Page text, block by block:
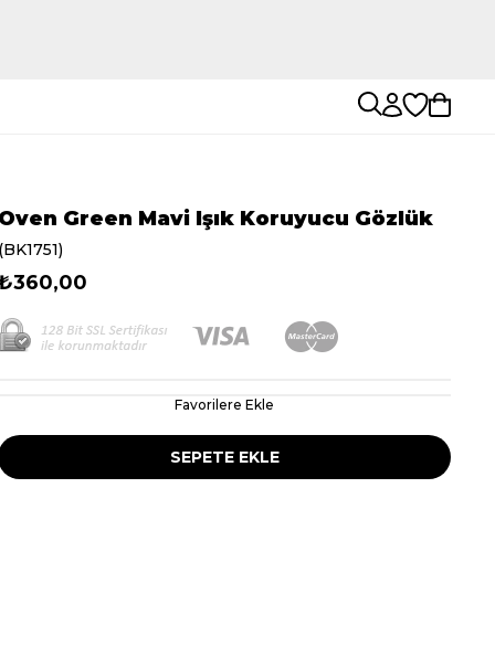
Oven Green Mavi Işık Koruyucu Gözlük
(BK1751)
Favorilere Ekle